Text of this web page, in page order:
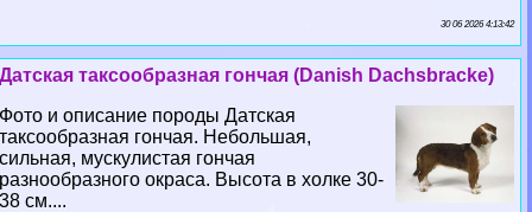
30 06 2026 4:13:42
Датская таксообразная гончая (Danish Dachsbracke)
Фото и описание породы Датская
таксообразная гончая. Небольшая,
сильная, мускулистая гончая
разнообразного окраса. Высота в холке 30-
38 см....